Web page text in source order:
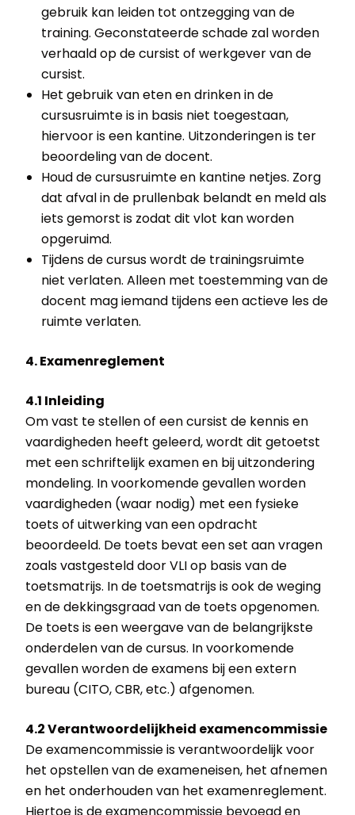
gebruik kan leiden tot ontzegging van de
training. Geconstateerde schade zal worden
verhaald op de cursist of werkgever van de
cursist.
Het gebruik van eten en drinken in de
cursusruimte is in basis niet toegestaan,
hiervoor is een kantine. Uitzonderingen is ter
beoordeling van de docent.
Houd de cursusruimte en kantine netjes. Zorg
dat afval in de prullenbak belandt en meld als
iets gemorst is zodat dit vlot kan worden
opgeruimd.
Tijdens de cursus wordt de trainingsruimte
niet verlaten. Alleen met toestemming van de
docent mag iemand tijdens een actieve les de
ruimte verlaten.
4. Examenreglement
4.1 Inleiding
Om vast te stellen of een cursist de kennis en
vaardigheden heeft geleerd, wordt dit getoetst
met een schriftelijk examen en bij uitzondering
mondeling. In voorkomende gevallen worden
vaardigheden (waar nodig) met een fysieke
toets of uitwerking van een opdracht
beoordeeld. De toets bevat een set aan vragen
zoals vastgesteld door VLI op basis van de
toetsmatrijs. In de toetsmatrijs is ook de weging
en de dekkingsgraad van de toets opgenomen.
De toets is een weergave van de belangrijkste
onderdelen van de cursus. In voorkomende
gevallen worden de examens bij een extern
bureau (CITO, CBR, etc.) afgenomen.
4.2 Verantwoordelijkheid examencommissie
De examencommissie is verantwoordelijk voor
het opstellen van de exameneisen, het afnemen
en het onderhouden van het examenreglement.